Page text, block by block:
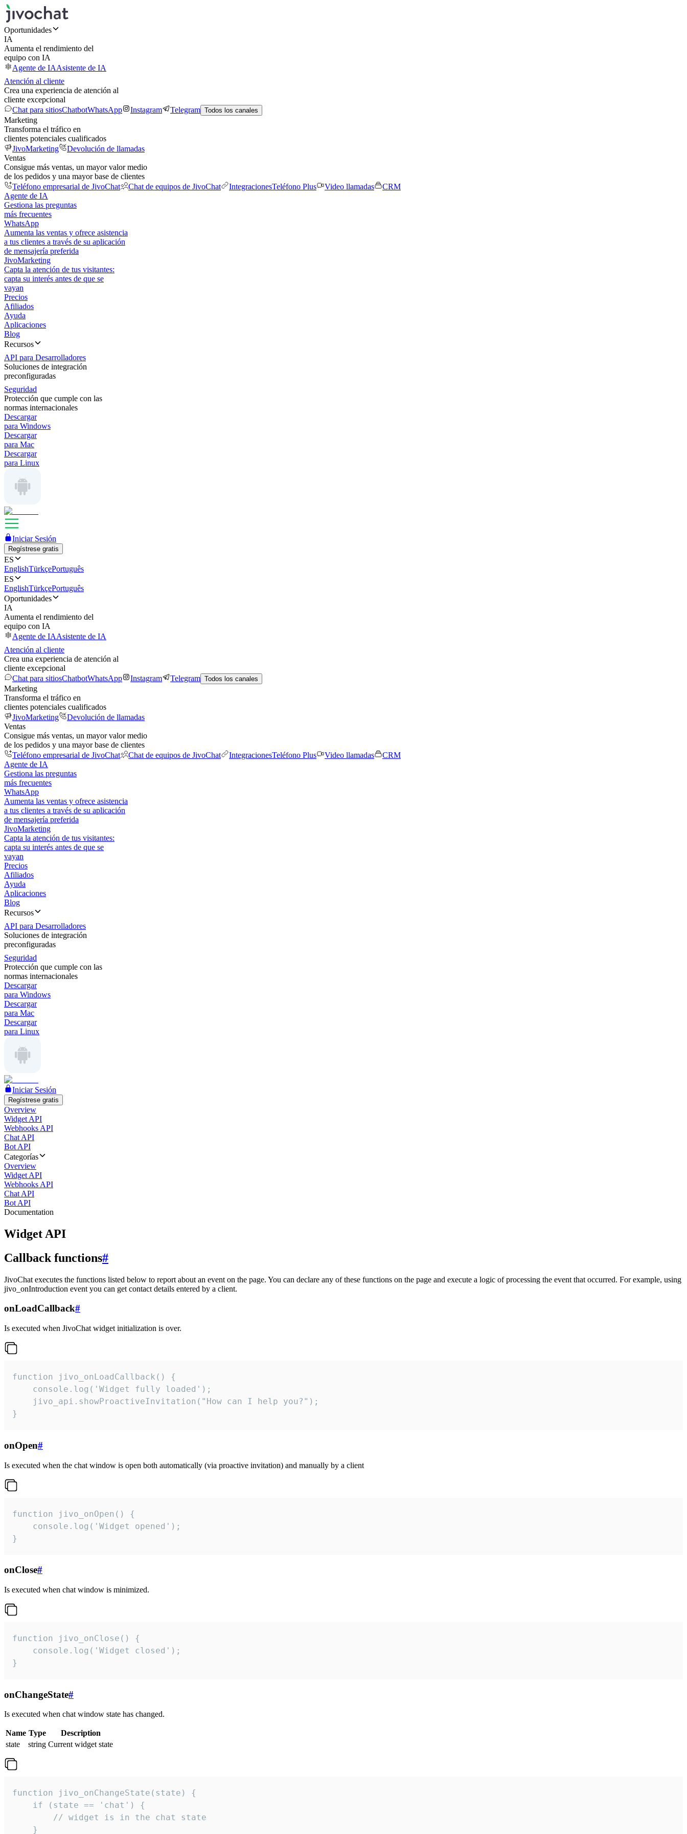
Oportunidades
IA
Aumenta el rendimiento del
equipo con IA
Agente de IAAsistente de IA
Atención al cliente
Crea una experiencia de atención al
cliente excepcional
Chat para sitiosChatbotWhatsApp Instagram Telegram Todos los canales
Marketing
Transforma el tráfico en
clientes potenciales cualificados
JivoMarketing
Devolución de llamadas
Ventas
Consigue más ventas, un mayor valor medio
de los pedidos y una mayor base de clientes
Teléfono empresarial de JivoChat
Chat de equipos de JivoChat IntegracionesTeléfono Plus Video llamadas
CRM
Agente de IA
Gestiona las preguntas
más frecuentes
WhatsApp
Aumenta las ventas y ofrece asistencia
a tus clientes a través de su aplicación
de mensajería preferida
JivoMarketing
Capta la atención de tus visitantes:
capta su interés antes de que se
vayan
Precios
Afiliados
Ayuda
Aplicaciones
Blog
Recursos
API para Desarrolladores
Soluciones de integración
preconfiguradas
Seguridad
Protección que cumple con las
normas internacionales
Descargar
para Windows
Descargar
para Mac
Descargar
para Linux
Iniciar Sesión
Regístrese gratis
ES
EnglishTürkçePortuguês
ES
EnglishTürkçePortuguês
Oportunidades
IA
Aumenta el rendimiento del
equipo con IA
Agente de IAAsistente de IA
Atención al cliente
Crea una experiencia de atención al
cliente excepcional
Chat para sitiosChatbotWhatsApp Instagram Telegram Todos los canales
Marketing
Transforma el tráfico en
clientes potenciales cualificados
JivoMarketing
Devolución de llamadas
Ventas
Consigue más ventas, un mayor valor medio
de los pedidos y una mayor base de clientes
Teléfono empresarial de JivoChat
Chat de equipos de JivoChat IntegracionesTeléfono Plus Video llamadas
CRM
Agente de IA
Gestiona las preguntas
más frecuentes
WhatsApp
Aumenta las ventas y ofrece asistencia
a tus clientes a través de su aplicación
de mensajería preferida
JivoMarketing
Capta la atención de tus visitantes:
capta su interés antes de que se
vayan
Precios
Afiliados
Ayuda
Aplicaciones
Blog
Recursos
API para Desarrolladores
Soluciones de integración
preconfiguradas
Seguridad
Protección que cumple con las
normas internacionales
Descargar
para Windows
Descargar
para Mac
Descargar
para Linux
Iniciar Sesión
Regístrese gratis
Overview
Widget API
Webhooks API
Chat API
Bot API
Categorías
Overview
Widget API
Webhooks API
Chat API
Bot API
Documentation
Widget API
Callback functions#
JivoChat executes the functions listed below to report about an event on the page. You can declare any of these functions on the page and execute a logic of processing the event that occurred. For example, using
jivo_onIntroduction event you can get contact details entered by a client.
onLoadCallback#
Is executed when JivoChat widget initialization is over.
function jivo_onLoadCallback() {
    console.log('Widget fully loaded');
    jivo_api.showProactiveInvitation("How can I help you?");
}
onOpen#
Is executed when the chat window is open both automatically (via proactive invitation) and manually by a client
function jivo_onOpen() {
    console.log('Widget opened');
}
onClose#
Is executed when chat window is minimized.
function jivo_onClose() {
    console.log('Widget closed');
}
onChangeState#
Is executed when chat window state has changed.
Name Type
Description
state
string Current widget state
function jivo_onChangeState(state) {
    if (state == 'chat') {
        // widget is in the chat state
    }